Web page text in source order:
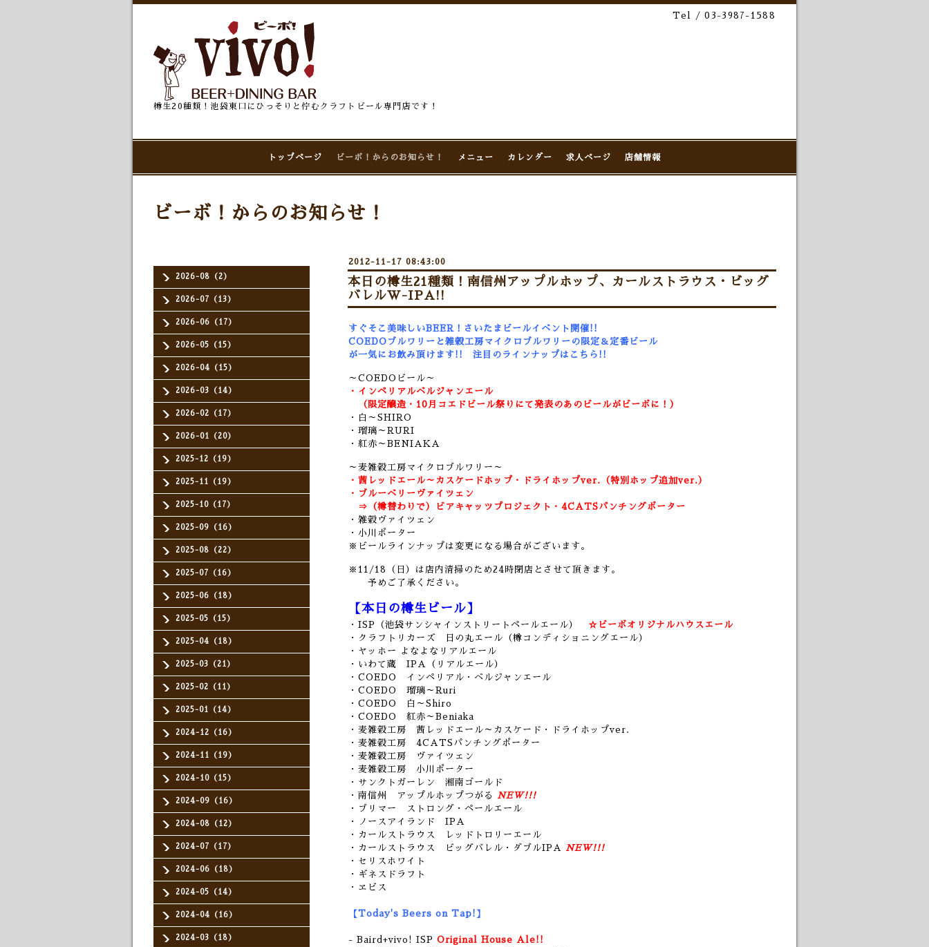
Tel / 03-3987-1588
樽生20種類！池袋東口にひっそりと佇むクラフトビール専門店です！
トップページ ビーボ！からのお知らせ！ メニュー カレンダー 求人ページ 店舗情報
2026-08（2）
2026-07（13）
2026-06（17）
2026-05（15）
2026-04（15）
2026-03（14）
2026-02（17）
2026-01（20）
2025-12（19）
2025-11（19）
2025-10（17）
2025-09（16）
2025-08（22）
2025-07（16）
2025-06（18）
2025-05（15）
2025-04（18）
2025-03（21）
2025-02（11）
2025-01（14）
2024-12（16）
2024-11（19）
2024-10（15）
2024-09（16）
2024-08（12）
2024-07（17）
2024-06（18）
2024-05（14）
2024-04（16）
2024-03（18）
ビーボ！からのお知らせ！
2012-11-17 08:43:00
本日の樽生21種類！南信州アップルホップ、カールストラウス・ビッグ
バレルW-IPA!!
すぐそこ美味しいBEER！さいたまビールイベント開催!!
COEDOブルワリーと雑穀工房マイクロブルワリーの限定＆定番ビール
が一気にお飲み頂けます!! 注目のラインナップはこちら!!
～COEDOビール～
・インペリアルベルジャンエール
（限定醸造・10月コエドビール祭りにて発表のあのビールがビーボに！）
・白～SHIRO
・瑠璃～RURI
・紅赤～BENIAKA
～麦雑穀工房マイクロブルワリー～
・茜レッドエール～カスケードホップ・ドライホップver.（特別ホップ追加ver.）
・ブルーベリーヴァイツェン
⇒（樽替わりで）ビアキャッツプロジェクト・4CATSパンチングポーター
・雑穀ヴァイツェン
・小川ポーター
※ビールラインナップは変更になる場合がございます。
※11/18（日）は店内清掃のため24時閉店とさせて頂きます。
予めご了承ください。
【本日の樽生ビール】
・ISP（池袋サンシャインストリートペールエール）
☆ビーボオリジナルハウスエール
・クラフトリカーズ 日の丸エール（樽コンディショニングエール）
・ヤッホー よなよなリアルエール
・いわて蔵 IPA（リアルエール）
・COEDO インペリアル・ベルジャンエール
・COEDO 瑠璃～Ruri
・COEDO 白～Shiro
・COEDO 紅赤～Beniaka
・麦雑穀工房 茜レッドエール～カスケード・ドライホップver.
・麦雑穀工房 4CATSパンチングポーター
・麦雑穀工房 ヴァイツェン
・麦雑穀工房 小川ポーター
・サンクトガーレン 湘南ゴールド
・南信州 アップルホップつがる
NEW!!!
・ブリマー ストロング・ペールエール
・ノースアイランド IPA
・カールストラウス レッドトロリーエール
・カールストラウス ビッグバレル・ダブルIPA
NEW!!!
・セリスホワイト
・ギネスドラフト
・ヱビス
【Today's Beers on Tap!】
- Baird+vivo! ISP Original House Ale!!